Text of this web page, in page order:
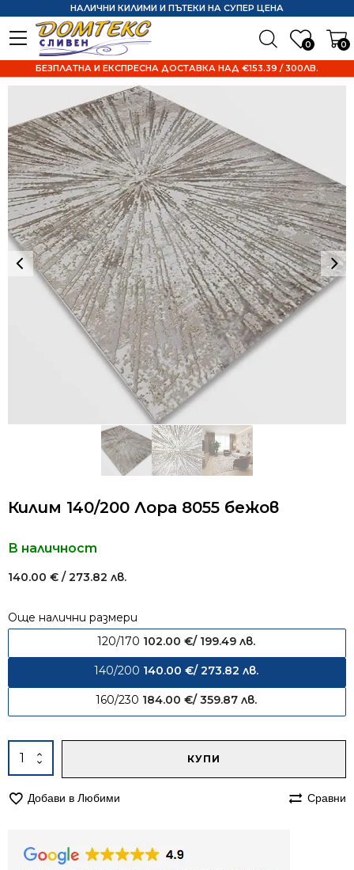
0 0
НАЛИЧНИ КИЛИМИ И ПЪТЕКИ НА СУПЕР ЦЕНА
БЕЗПЛАТНА И ЕКСПРЕСНА ДОСТАВКА НАД €153.39 / 300ЛВ.
Килим 140/200 Лора 8055 бежов
В наличност
140.00 € / 273.82 лв.
Още налични размери
120/170 102.00 €/ 199.49 лв.
140/200 140.00 €/ 273.82 лв.
160/230 184.00 €/ 359.87 лв.
количество
за
140/200
бежов
КУПИ
Добави в Любими Сравни